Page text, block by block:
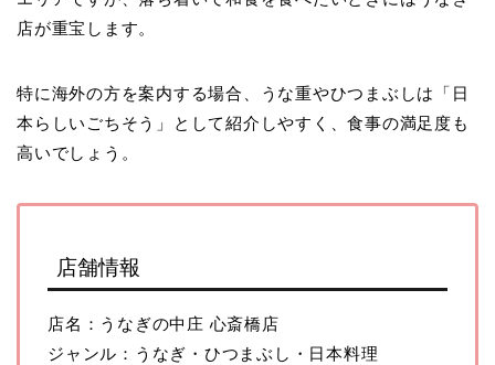
店が重宝します。
特に海外の方を案内する場合、うな重やひつまぶしは「日
本らしいごちそう」として紹介しやすく、食事の満足度も
高いでしょう。
店舗情報
店名：うなぎの中庄 心斎橋店
ジャンル：うなぎ・ひつまぶし・日本料理